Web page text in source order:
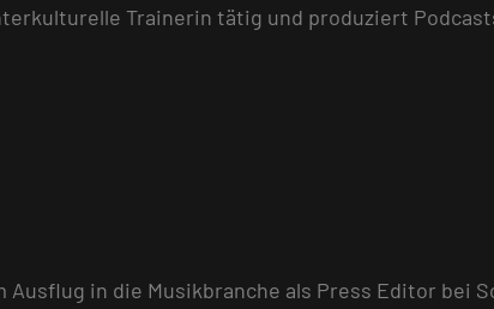
Trainerin tätig und produziert
in die Musikbranche als Press Editor bei